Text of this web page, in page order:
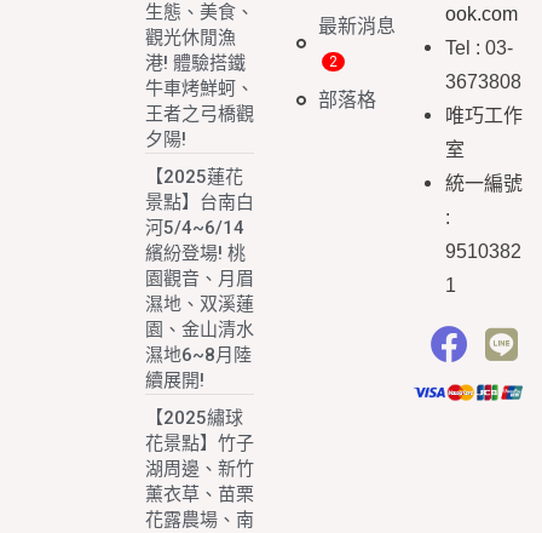
生態、美食、
觀光休閒漁
港! 體驗搭鐵
牛車烤鮮蚵、
王者之弓橋觀
夕陽!
【2025蓮花
景點】台南白
河5/4~6/14
繽紛登場! 桃
園觀音、月眉
濕地、双溪蓮
園、金山清水
濕地6~8月陸
續展開!
【2025繡球
花景點】竹子
湖周邊、新竹
薰衣草、苗栗
花露農場、南
最新消息
部落格
ook.com
Tel : 03-
3673808
唯巧工作
室
統一編號
:
9510382
1